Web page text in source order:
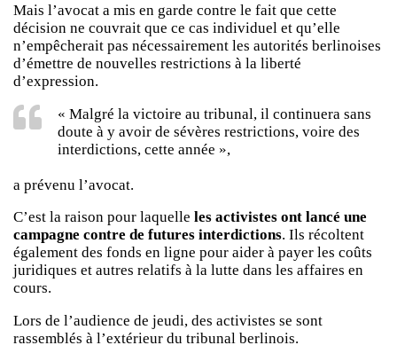
Mais l’avocat a mis en garde contre le fait que cette
décision ne couvrait que ce cas individuel et qu’elle
n’empêcherait pas nécessairement les autorités berlinoises
d’émettre de nouvelles restrictions à la liberté
d’expression.
« Malgré la victoire au tribunal, il continuera sans
doute à y avoir de sévères restrictions, voire des
interdictions, cette année »,
a prévenu l’avocat.
C’est la raison pour laquelle les activistes ont lancé une
campagne contre de futures interdictions. Ils récoltent
également des fonds en ligne pour aider à payer les coûts
juridiques et autres relatifs à la lutte dans les affaires en
cours.
Lors de l’audience de jeudi, des activistes se sont
rassemblés à l’extérieur du tribunal berlinois.